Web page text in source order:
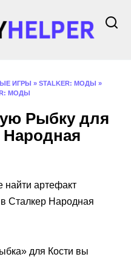
ИГРЫ » STALKER: МОДЫ »
МОДЫ
Рыбку для
Народная
найти артефакт
Сталкер Народная
для Кости вы